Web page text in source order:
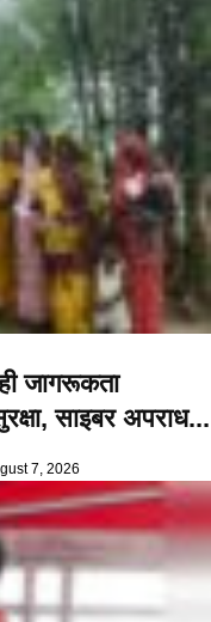
जागरूकता
साइबर अपराध...
7, 2026